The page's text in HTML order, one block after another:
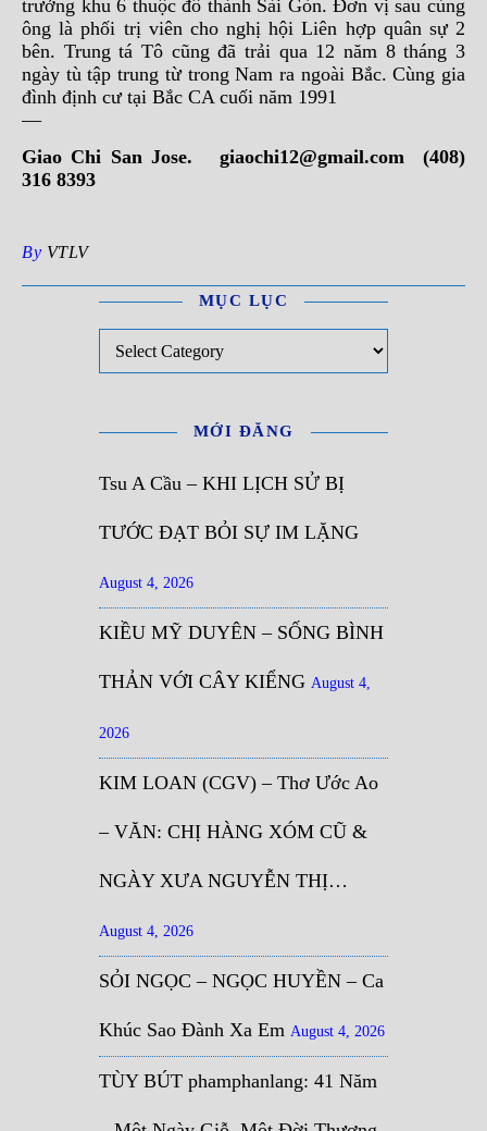
trưởng khu 6 thuộc đô thành Sài Gòn. Đơn vị sau cùng
ông là phối trị viên cho nghị hội Liên hợp quân sự 2
bên. Trung tá Tô cũng đã trải qua 12 năm 8 tháng 3
ngày tù tập trung từ trong Nam ra ngoài Bắc. Cùng gia
đình định cư tại Bắc CA cuối năm 1991
—
Giao Chi San Jose.giaochi12@gmail.com (408)
316 8393
By VTLV
MỤC LỤC
MỚI ĐĂNG
Tsu A Cầu – KHI LỊCH SỬ BỊ
TƯỚC ĐẠT BỎI SỰ IM LẶNG
August 4, 2026
KIỀU MỸ DUYÊN – SỐNG BÌNH
THẢN VỚI CÂY KIỂNG August 4,
2026
KIM LOAN (CGV) – Thơ Ước Ao
– VĂN: CHỊ HÀNG XÓM CŨ &
NGÀY XƯA NGUYỄN THỊ…
August 4, 2026
SỎI NGỌC – NGỌC HUYỀN – Ca
Khúc Sao Đành Xa Em August 4, 2026
TÙY BÚT phamphanlang: 41 Năm